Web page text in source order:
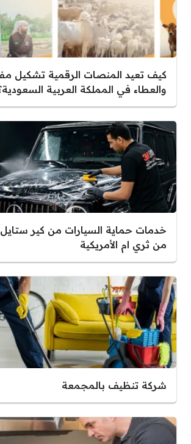
كيف تعيد المنصات الرقمية تشكيل
والعطاء في المملكة العربية
خدمات حماية السيارات من كير ستايل
من ثري ام الأمريكية
شركة تنظيف بالمجمعة